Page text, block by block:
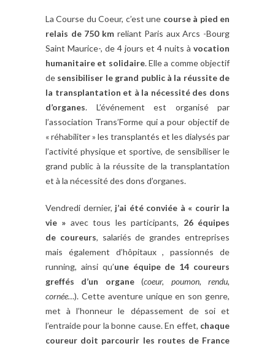
La Course du Coeur, c’est une course à pied en
relais de 750 kmreliant Paris aux Arcs -Bourg
Saint Maurice-, de 4 jours et 4 nuits à vocation
humanitaire et solidaire. Elle a comme objectif
de sensibiliser le grand public à la réussite de
la transplantation et à la nécessité des dons
d’organes. L’événement est organisé par
l’association Trans’Forme qui a pour objectif de
« réhabiliter » les transplantés et les dialysés par
l’activité physique et sportive, de sensibiliser le
grand public à la réussite de la transplantation
et à la nécessité des dons d’organes.
Vendredi dernier, j’ai été conviée à « courir la
vie » avec tous les participants, 26 équipes
de coureurs, salariés de grandes entreprises
mais également d’hôpitaux , passionnés de
running, ainsi qu’une équipe de 14 coureurs
greffés d’un organe(coeur, poumon, rendu,
cornée…). Cette aventure unique en son genre,
met à l’honneur le dépassement de soi et
l’entraide pour la bonne cause. En effet, chaque
coureur doit parcourir les routes de France